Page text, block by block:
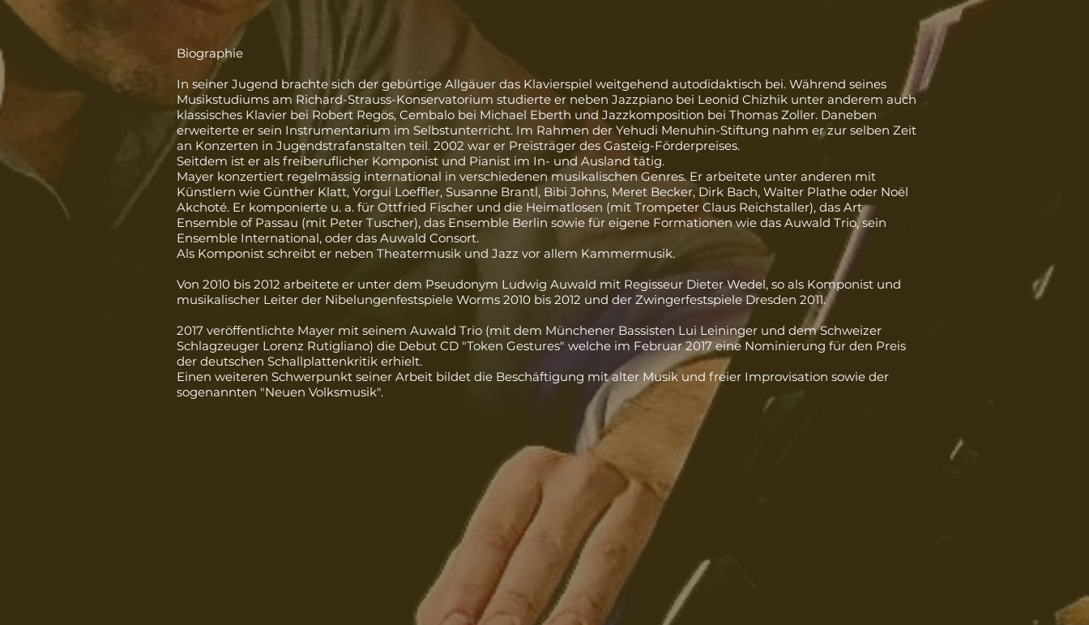
Biographie
In seiner Jugend brachte sich der gebürtige Allgäuer das Klavierspiel weitgehend autodidaktisch bei. Während seines
Musikstudiums am Richard-Strauss-Konservatorium studierte er neben Jazzpiano bei Leonid Chizhik unter anderem auch
klassisches Klavier bei Robert Regös, Cembalo bei Michael Eberth und Jazzkomposition bei Thomas Zoller. Daneben
erweiterte er sein Instrumentarium im Selbstunterricht. Im Rahmen der Yehudi Menuhin-Stiftung nahm er zur selben Zeit
an Konzerten in Jugendstrafanstalten teil. 2002 war er Preisträger des Gasteig-Förderpreises.
Seitdem ist er als freiberuflicher Komponist und Pianist im In- und Ausland tätig.
Mayer konzertiert regelmässig international in verschiedenen musikalischen Genres. Er arbeitete unter anderen mit
Künstlern wie Günther Klatt, Yorgui Loeffler, Susanne Brantl, Bibi Johns, Meret Becker, Dirk Bach, Walter Plathe oder Noël
Akchoté. Er komponierte u. a. für Ottfried Fischer und die Heimatlosen (mit Trompeter Claus Reichstaller), das Art
Ensemble of Passau (mit Peter Tuscher), das Ensemble Berlin sowie für eigene Formationen wie das Auwald Trio, sein
Ensemble International, oder das Auwald Consort.
Als Komponist schreibt er neben Theatermusik und Jazz vor allem Kammermusik.
Von 2010 bis 2012 arbeitete er unter dem Pseudonym Ludwig Auwald mit Regisseur Dieter Wedel, so als Komponist und
musikalischer Leiter der Nibelungenfestspiele Worms 2010 bis 2012 und der Zwingerfestspiele Dresden 2011.
2017 veröffentlichte Mayer mit seinem Auwald Trio (mit dem Münchener Bassisten Lui Leininger und dem Schweizer
Schlagzeuger Lorenz Rutigliano) die Debut CD "Token Gestures" welche im Februar 2017 eine Nominierung für den Preis
der deutschen Schallplattenkritik erhielt.
Einen weiteren Schwerpunkt seiner Arbeit bildet die Beschäftigung mit alter Musik und freier Improvisation sowie der
sogenannten "Neuen Volksmusik".